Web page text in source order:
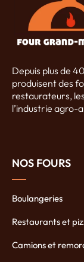
Depuis plus de
produisent des
restaurateurs,
l’industrie agro-
NOS FOURS
Boulangeries
Restaurants et
Camions et